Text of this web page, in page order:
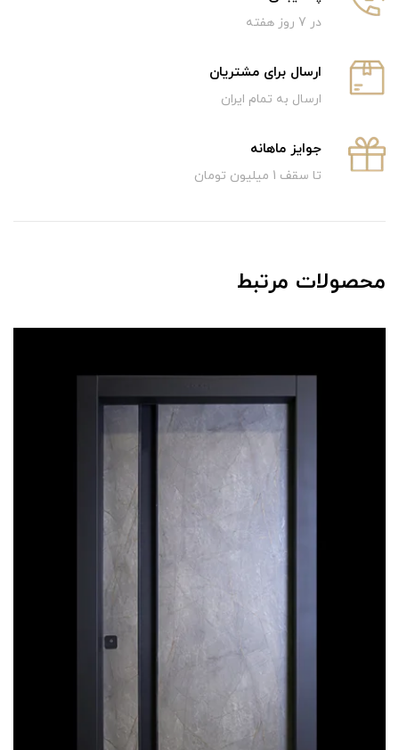
در 7 روز هفته
ارسال برای مشتریان
ارسال به تمام ایران
جوایز ماهانه
تا سقف 1 میلیون تومان
محصولات مرتبط